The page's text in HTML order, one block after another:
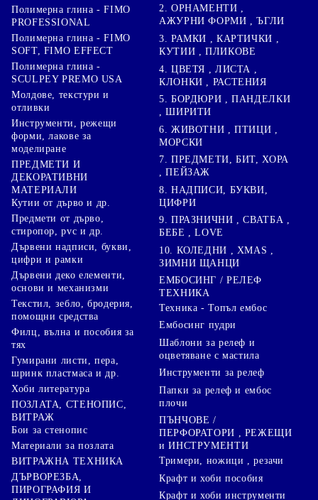
Полимерна глина - FIMO
PROFESSIONAL
Полимерна глина - FIMO
SOFT, FIMO EFFECT
Полимерна глина -
SCULPEY PREMO USA
Молдове, текстури и
отливки
Инструменти, режещи
форми, лакове за
моделиране
ПРЕДМЕТИ И
ДЕКОРАТИВНИ
МАТЕРИАЛИ
Кутии от дърво и др.
Предмети от дърво,
стиропор, pvc и др.
Дървени надписи, букви,
цифри и рамки
Дървени деко елементи,
основи и механизми
Текстил, зебло, бродерия,
помощни средства
Филц, вълна и пособия за
тях
Гумирани листи, пера,
шринк пластмаса и др.
Хоби литература
ПОЗЛАТА, СТЕНОПИС,
ВИТРАЖ
Бои за стенопис
Материали за позлата
ВИТРАЖНА ТЕХНИКА
ДЪРВОРЕЗБА,
ПИРОГРАФИЯ И
2. ОРНАМЕНТИ ,
АЖУРНИ ФОРМИ , ЪГЛИ
3. РАМКИ , КАРТИЧКИ ,
КУТИИ , ПЛИКОВЕ
4. ЦВЕТЯ , ЛИСТА ,
КЛОНКИ , РАСТЕНИЯ
5. БОРДЮРИ , ПАНДЕЛКИ
, ШИРИТИ
6. ЖИВОТНИ , ПТИЦИ ,
МОРСКИ
7. ПРЕДМЕТИ, БИТ, ХОРА
, ПЕЙЗАЖ
8. НАДПИСИ, БУКВИ,
ЦИФРИ
9. ПРАЗНИЧНИ , СВАТБА ,
БЕБЕ , LOVE
10. КОЛЕДНИ , XMAS ,
ЗИМНИ ЩАНЦИ
ЕМБОСИНГ / РЕЛЕФ
ТЕХНИКА
Техника - Топъл ембос
Ембосинг пудри
Шаблони за релеф и
оцветяване с мастила
Инструменти за релеф
Папки за релеф и ембос
плочи
ПЪНЧОВЕ /
ПЕРФОРАТОРИ , РЕЖЕЩИ
и ИНСТРУМЕНТИ
Тримери, ножици , резачи
Крафт и хоби пособия
Крафт и хоби инструменти